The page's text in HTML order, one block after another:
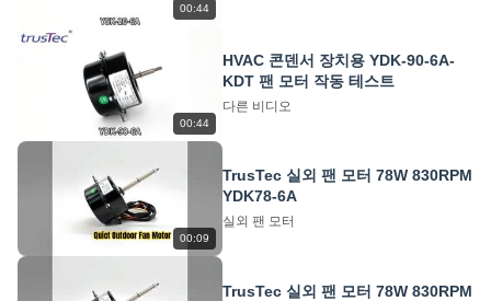
00:44
00:44
HVAC 콘덴서 장치용 YDK-90-6A-
KDT 팬 모터 작동 테스트
다른 비디오
00:09
TrusTec 실외 팬 모터 78W 830RPM
YDK78-6A
실외 팬 모터
TrusTec 실외 팬 모터 78W 830RPM